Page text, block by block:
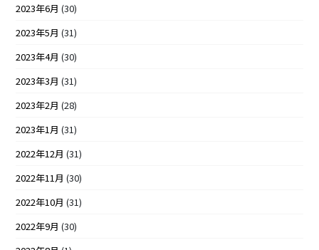
2023年6月 (30)
2023年5月 (31)
2023年4月 (30)
2023年3月 (31)
2023年2月 (28)
2023年1月 (31)
2022年12月 (31)
2022年11月 (30)
2022年10月 (31)
2022年9月 (30)